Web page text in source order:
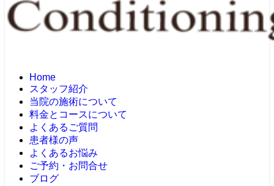
Home
スタッフ紹介
当院の施術について
料金とコースについて
よくあるご質問
患者様の声
よくあるお悩み
ご予約・お問合せ
ブログ